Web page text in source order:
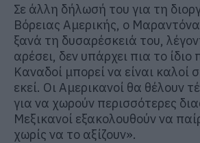
Σε άλλη δήλωσή του για τη
Βόρειας Αμερικής, ο
ξανά τη δυσαρέσκειά του,
αρέσει, δεν υπάρχει πια το ίδιο
Καναδοί μπορεί να είναι καλοί
εκεί. Οι Αμερικανοί θα θέλουν
για να χωρούν περισσότερες
Μεξικανοί εξακολουθούν να
χωρίς να το αξίζουν».